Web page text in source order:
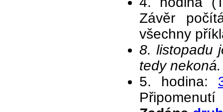
Závěr
všechny
8. listopadu
tedy nekoná.
5. hodina: